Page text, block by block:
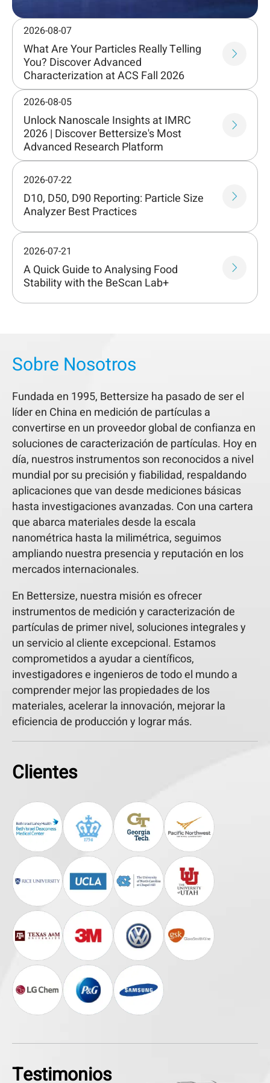
2026-08-07
What Are Your Particles Really Telling
You? Discover Advanced
Characterization at ACS Fall 2026
2026-08-05
Unlock Nanoscale Insights at IMRC
2026 | Discover Bettersize's Most
Advanced Research Platform
2026-07-22
D10, D50, D90 Reporting: Particle Size
Analyzer Best Practices
2026-07-21
A Quick Guide to Analysing Food
Stability with the BeScan Lab+
Sobre Nosotros
Fundada en 1995, Bettersize ha pasado de ser el
líder en China en medición de partículas a
convertirse en un proveedor global de confianza en
soluciones de caracterización de partículas. Hoy en
día, nuestros instrumentos son reconocidos a nivel
mundial por su precisión y fiabilidad, respaldando
aplicaciones que van desde mediciones básicas
hasta investigaciones avanzadas. Con una cartera
que abarca materiales desde la escala
nanométrica hasta la milimétrica, seguimos
ampliando nuestra presencia y reputación en los
mercados internacionales.
En Bettersize, nuestra misión es ofrecer
instrumentos de medición y caracterización de
partículas de primer nivel, soluciones integrales y
un servicio al cliente excepcional. Estamos
comprometidos a ayudar a científicos,
investigadores e ingenieros de todo el mundo a
comprender mejor las propiedades de los
materiales, acelerar la innovación, mejorar la
eficiencia de producción y lograr más.
Clientes
Testimonios